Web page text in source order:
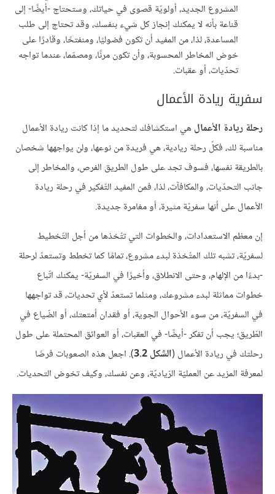
المشروع الجديد، أولويّة قصوى في حياتك، وستحتاج -أيضًا- إلى
قناعة بأنه لا يمكنك إنجاز كل شيء بنفسك، وقد تحتاج إلى طلب
المساعدة، لذا، من المفيد أن تكون فضوليًا، ومنفتحًا، وقادرًا على
خوض المخاطر المحسوبة، وأن تكون مرنًا، ومصمّما، عندما تواجه
تحدّيات، أو عقبات.
سفرية ريادة الأعمال
رحلة ريادة الأعمالهي استكشافك لتحديد ما إذا كانت ريادة الأعمال
مناسبة لك، فكلّ رحلة ريادية، هي فريدة من نوعها، ولن يواجهها شخصان
بالطريقة نفسها، فسوف تجد على طول الطريق الفرص، والمخاطر إلى
جانب التحدّيات، والمكافآت، لذا، فمن المفيد التّفكير في رحلة ريادة
الأعمال على أنها سفريّة مثيرة، أو مغامرة جديدة.
إن معظم الاستعدادات، والخطوات التي تتّخذها من أجل التّخطيط
لسفريّة، تشبه تلك المتّخذة لبدء مشروع، تمامًا كما تخطط وتستعدّ لرحلة
-بدءًا من الإلهام، وحتى الانطلاق، وأخيرًا في السفريّة- يمكنك اتّباع
خطوات مماثلة لبدء مشروعك، ومثلما تستعدّ لأي تحديات، قد تواجهها
في السفريّة، من سوء الأحوال الجوية، أو فقدان أمتعتك، أو الضّياع في
الطّريق؛ يجب أن تفكر -أيضًا- في العقبات، أو العوائق المحتملة على طول
رحلتك في ريادة الأعمال (الشّكل 3.2
). اجعل هذه الصعوبات فرصًا
لمعرفة المزيد عن العمليّة الرّياديّة، وعن نفسك، وكيف تخوض التحديات.